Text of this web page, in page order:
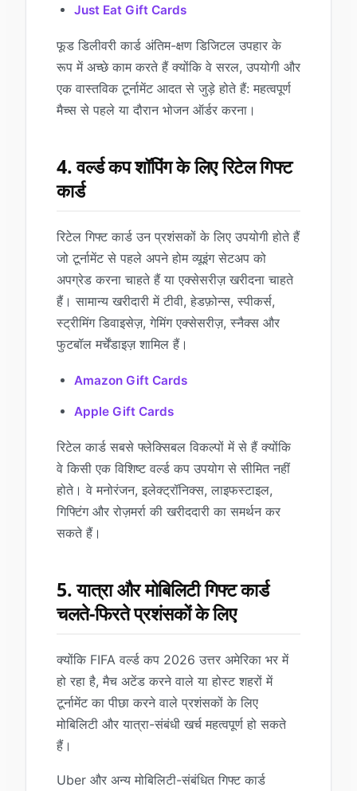
Just Eat Gift Cards
फूड डिलीवरी कार्ड अंतिम-क्षण डिजिटल उपहार के
रूप में अच्छे काम करते हैं क्योंकि वे सरल, उपयोगी और
एक वास्तविक टूर्नामेंट आदत से जुड़े होते हैं: महत्वपूर्ण
मैच्स से पहले या दौरान भोजन ऑर्डर करना।
4. वर्ल्ड कप शॉपिंग के लिए रिटेल गिफ्ट
कार्ड
रिटेल गिफ्ट कार्ड उन प्रशंसकों के लिए उपयोगी होते हैं
जो टूर्नामेंट से पहले अपने होम व्यूइंग सेटअप को
अपग्रेड करना चाहते हैं या एक्सेसरीज़ खरीदना चाहते
हैं। सामान्य खरीदारी में टीवी, हेडफ़ोन्स, स्पीकर्स,
स्ट्रीमिंग डिवाइसेज़, गेमिंग एक्सेसरीज़, स्नैक्स और
फुटबॉल मर्चेंडाइज़ शामिल हैं।
Amazon Gift Cards
Apple Gift Cards
रिटेल कार्ड सबसे फ्लेक्सिबल विकल्पों में से हैं क्योंकि
वे किसी एक विशिष्ट वर्ल्ड कप उपयोग से सीमित नहीं
होते। वे मनोरंजन, इलेक्ट्रॉनिक्स, लाइफस्टाइल,
गिफ्टिंग और रोज़मर्रा की खरीददारी का समर्थन कर
सकते हैं।
5. यात्रा और मोबिलिटी गिफ्ट कार्ड
चलते-फिरते प्रशंसकों के लिए
क्योंकि FIFA वर्ल्ड कप 2026 उत्तर अमेरिका भर में
हो रहा है, मैच अटेंड करने वाले या होस्ट शहरों में
टूर्नामेंट का पीछा करने वाले प्रशंसकों के लिए
मोबिलिटी और यात्रा-संबंधी खर्च महत्वपूर्ण हो सकते
हैं।
Uber और अन्य मोबिलिटी-संबंधित गिफ्ट कार्ड